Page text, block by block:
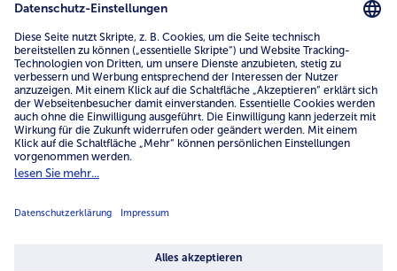
0800 - 000 19 18
Mo.-Fr.: 7-21 Uhr Sa: 8-16 Uhr
Service
Unternehmen
Über uns